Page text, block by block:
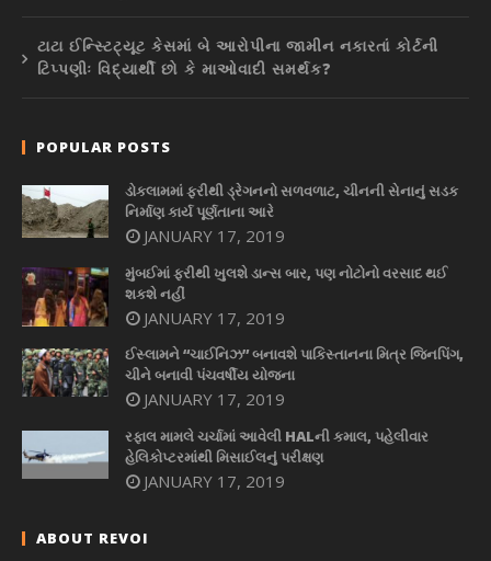
ટાટા ઈન્સ્ટિટ્યૂટ કેસમાં બે આરોપીના જામીન નકારતાં કોર્ટની
ટિપ્પણીઃ વિદ્યાર્થી છો કે માઓવાદી સમર્થક?
POPULAR POSTS
ડોકલામમાં ફરીથી ડ્રેગનનો સળવળાટ, ચીનની સેનાનું સડક
નિર્માણ કાર્ય પૂર્ણતાના આરે
JANUARY 17, 2019
મુંબઈમાં ફરીથી ખુલશે ડાન્સ બાર, પણ નોટોનો વરસાદ થઈ
શકશે નહીં
JANUARY 17, 2019
ઈસ્લામને “ચાઈનિઝ” બનાવશે પાકિસ્તાનના મિત્ર જિનપિંગ,
ચીને બનાવી પંચવર્ષીય યોજના
JANUARY 17, 2019
રફાલ મામલે ચર્ચામાં આવેલી HALની કમાલ, પહેલીવાર
હેલિકોપ્ટરમાંથી મિસાઈલનું પરીક્ષણ
JANUARY 17, 2019
ABOUT REVOI